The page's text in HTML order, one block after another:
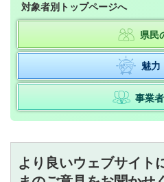
対象者別トップページへ
県民
魅力
事業
より良いウェブサイト